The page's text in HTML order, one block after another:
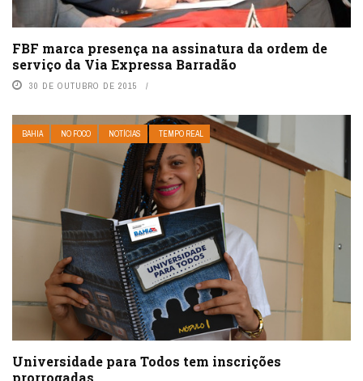
FBF marca presença na assinatura da ordem de
serviço da Via Expressa Barradão
30 DE OUTUBRO DE 2015
BAHIA NO FOCO NOTÍCIAS TEMPO REAL
Universidade para Todos tem inscrições
prorrogadas